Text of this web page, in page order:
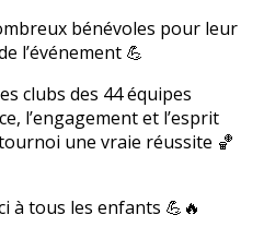
bénévoles pour leur
l’événement 💪
clubs des 44 équipes
l’engagement et l’esprit
une vraie réussite 🏀
à tous les enfants 💪🔥